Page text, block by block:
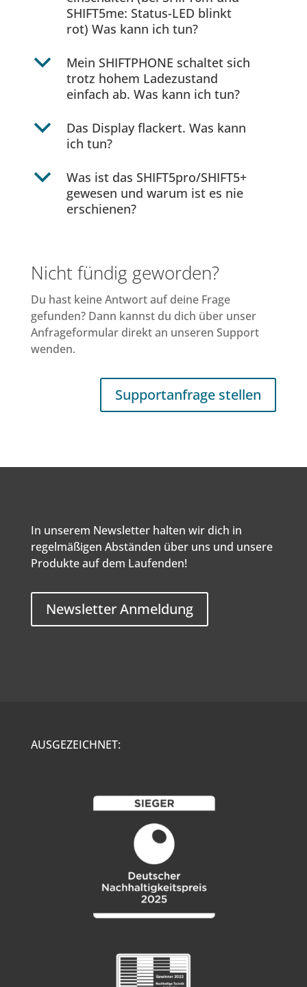
SHIFT5me: Status-LED blinkt
rot) Was kann ich tun?
b
Mein SHIFTPHONE schaltet sich
trotz hohem Ladezustand
einfach ab. Was kann ich tun?
b
Das Display flackert. Was kann
ich tun?
b
Was ist das SHIFT5pro/SHIFT5+
gewesen und warum ist es nie
erschienen?
Nicht fündig geworden?
Du hast keine Antwort auf deine Frage
gefunden? Dann kannst du dich über unser
Anfrageformular direkt an unseren Support
wenden.
Supportanfrage stellen
In unserem Newsletter halten wir dich in
regelmäßigen Abständen über uns und unsere
Produkte auf dem Laufenden!
Newsletter Anmeldung
AUSGEZEICHNET: